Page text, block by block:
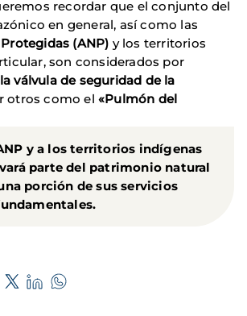
recordar que el conjunto del
en general, así como las
(ANP) y los territorios
son considerados por
válvula de seguridad de la
otros como el«Pulmón del
y a los territorios indígenas
parte del patrimonio natural
porción de sus servicios